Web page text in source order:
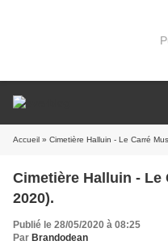
Accueil » Cimetière Halluin - Le Carré
Cimetière Halluin - Le
2020).
Publié le 28/05/2020 à 08:25
Par Brandodean